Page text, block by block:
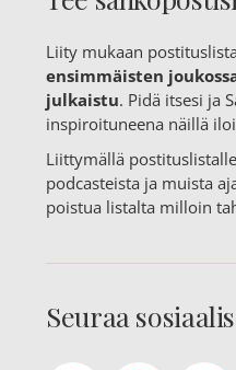
Liity mukaan
ensimmäisten
julkaistu. Pidä itsesi ja
inspiroituneena näillä
Liittymällä
podcasteista ja muista
poistua listalta milloin
Seuraa